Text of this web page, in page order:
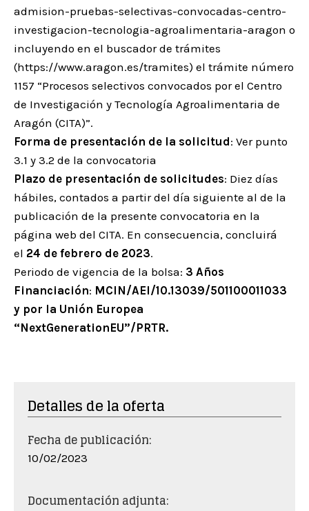
admision-pruebas-selectivas-convocadas-centro-
investigacion-tecnologia-agroalimentaria-aragon o
incluyendo en el buscador de trámites
(https://www.aragon.es/tramites) el trámite número
1157 “Procesos selectivos convocados por el Centro
de Investigación y Tecnología Agroalimentaria de
Aragón (CITA)”.
Forma de presentación de la solicitud: Ver punto
3.1 y 3.2 de la convocatoria
Plazo de presentación de solicitudes: Diez días
hábiles, contados a partir del día siguiente al de la
publicación de la presente convocatoria en la
página web del CITA. En consecuencia, concluirá
el 24 de febrero de 2023.
Periodo de vigencia de la bolsa: 3 Años
Financiación: MCIN/AEI/10.13039/501100011033
y por la Unión Europea
“NextGenerationEU”/PRTR.
Detalles de la oferta
Fecha de publicación:
10/02/2023
Documentación adjunta: